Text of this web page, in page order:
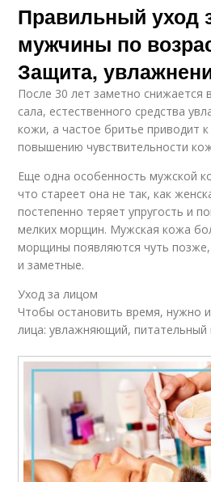
Правильный уход
мужчины по
Защита,
После 30 лет заметно снижается
сала, естественного средства
кожи, а частое бритье приводит
повышению чувствительности
Еще одна особенность мужской
что стареет она не так, как
постепенно теряет упругость и
мелких морщин. Мужская кожа
морщины появляются чуть
и заметные.
Уход за лицом
Чтобы остановить время, нужно
лица: увлажняющий, питательный